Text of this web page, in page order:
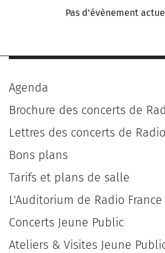
Pas d'évènement
Agenda
Brochure des concerts de
Lettres des concerts de
Bons plans
Tarifs et plans de salle
L'Auditorium de Radio France
Concerts Jeune Public
Ateliers & Visites Jeune